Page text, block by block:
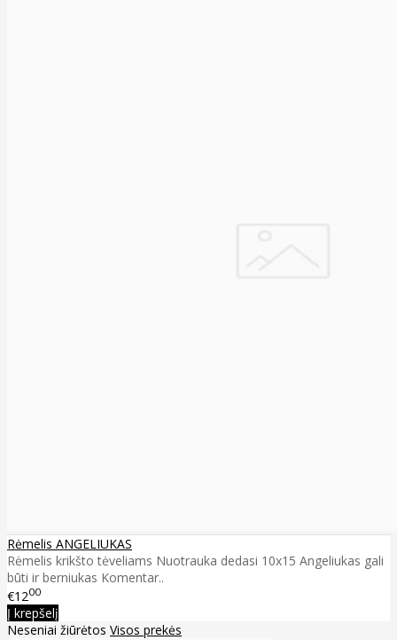
Rėmelis ANGELIUKAS
Rėmelis krikšto tėveliams Nuotrauka dedasi 10x15 Angeliukas gali
būti ir berniukas Komentar..
€1200
Į krepšelį
Neseniai žiūrėtos Visos prekės